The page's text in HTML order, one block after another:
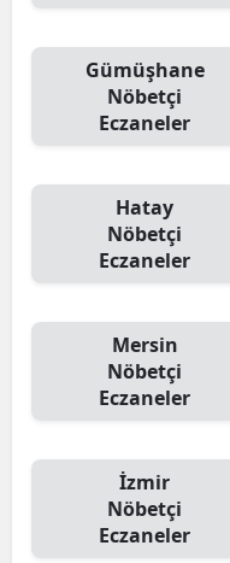
Gümüşhane
Nöbetçi
Eczaneler
Hatay
Nöbetçi
Eczaneler
Mersin
Nöbetçi
Eczaneler
İzmir
Nöbetçi
Eczaneler